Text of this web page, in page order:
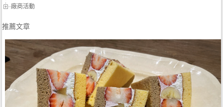
廠商活動
推薦文章